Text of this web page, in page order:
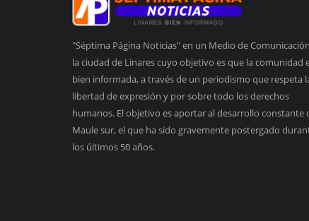
"Séptima Página Noticias" en un Medio de
la ciudad de Linares cuyo objetivo es que la comunidad
bien informada, a través de un periodismo que respeta
libertad de expresión y por sobre todo los derechos
humanos. El objetivo es aportar al desarrollo constante
Maule sur, el que ha sido gravemente postergado
los últimos 50 años.